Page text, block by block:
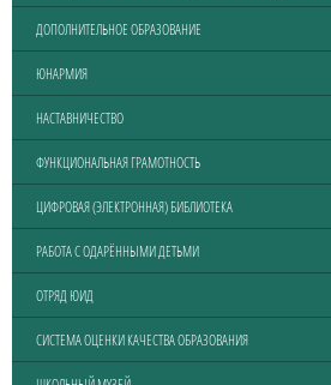
ДОПОЛНИТЕЛЬНОЕ ОБРАЗОВАНИЕ
ЮНАРМИЯ
НАСТАВНИЧЕСТВО
ФУНКЦИОНАЛЬНАЯ ГРАМОТНОСТЬ
ЦИФРОВАЯ (ЭЛЕКТРОННАЯ) БИБЛИОТЕКА
РАБОТА С ОДАРЁННЫМИ ДЕТЬМИ
ОТРЯД ЮИД
СИСТЕМА ОЦЕНКИ КАЧЕСТВА ОБРАЗОВАНИЯ